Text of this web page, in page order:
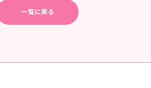
一覧に戻る